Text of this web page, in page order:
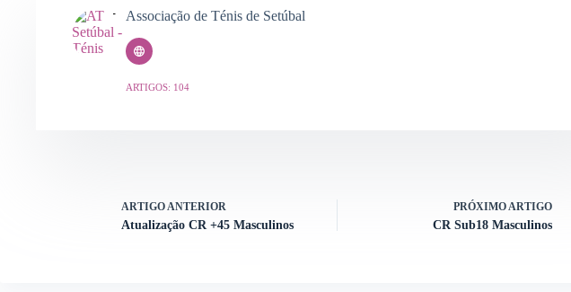
Associação de Ténis de Setúbal
ARTIGOS: 104
ARTIGOANTERIOR
Atualização CR +45 Masculinos
PRÓXIMOARTIGO
CR Sub18 Masculinos